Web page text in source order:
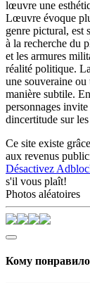
lœuvre une
Lœuvre évoque
genre pictural, est
à la recherche du
et les armures
réalité politique.
une souveraine
manière subtile.
personnages
dincertitude sur
Ce site existe grâce
aux revenus
Désactivez
s'il vous plaît!
Photos aléatoires
Кому